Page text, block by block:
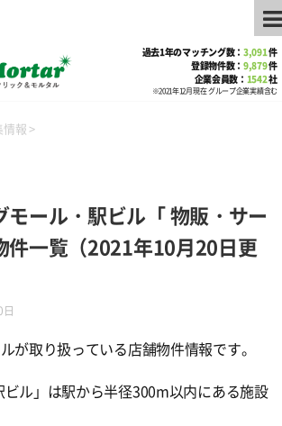
過去1年のマッチング数：3,091件
登録物件数：9,879件
企業会員数： 1542社
※2021年12月現在 グループ企業実績含む
情報 >
モール・駅ビル「 物販・サー
件一覧（2021年10月20日更
が取り扱っている店舗物件情報です。
ル」は駅から半径300m以内にある施設